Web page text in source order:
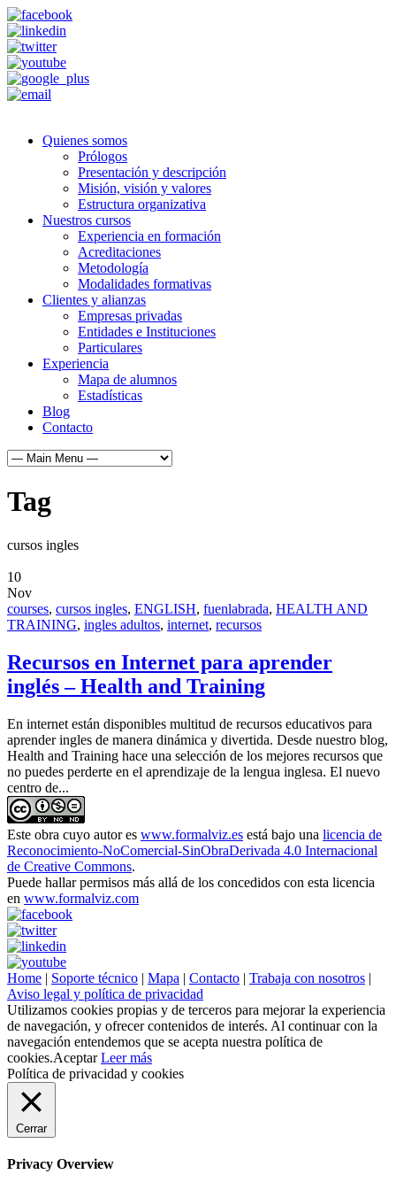
Quienes somos
Prólogos
Presentación y descripción
Misión, visión y valores
Estructura organizativa
Nuestros cursos
Experiencia en formación
Acreditaciones
Metodología
Modalidades formativas
Clientes y alianzas
Empresas privadas
Entidades e Instituciones
Particulares
Experiencia
Mapa de alumnos
Estadísticas
Blog
Contacto
Tag
cursos ingles
10
Nov
courses, cursos ingles, ENGLISH, fuenlabrada, HEALTH AND
TRAINING, ingles adultos, internet, recursos
Recursos en Internet para aprender
inglés – Health and Training
En internet están disponibles multitud de recursos educativos para
aprender ingles de manera dinámica y divertida. Desde nuestro blog,
Health and Training hace una selección de los mejores recursos que
no puedes perderte en el aprendizaje de la lengua inglesa. El nuevo
centro de...
Este obra cuyo autor es www.formalviz.es está bajo una licencia de
Reconocimiento-NoComercial-SinObraDerivada 4.0 Internacional
de Creative Commons.
Puede hallar permisos más allá de los concedidos con esta licencia
en www.formalviz.com
Home | Soporte técnico | Mapa | Contacto | Trabaja con nosotros |
Aviso legal y política de privacidad
Utilizamos cookies propias y de terceros para mejorar la experiencia
de navegación, y ofrecer contenidos de interés. Al continuar con la
navegación entendemos que se acepta nuestra política de
cookies.Aceptar Leer más
Política de privacidad y cookies
Cerrar
Privacy Overview